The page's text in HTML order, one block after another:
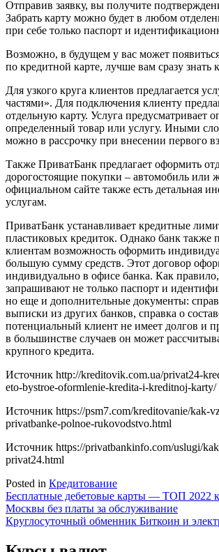
Отправив заявку, вы получите
Забрать карту можно будет в любом
при себе только паспорт и
Возможно, в будущем у вас может
по кредитной карте, лучше вам сразу знать
Для узкого круга клиентов предлагается
частями». Для подключения клиенту
отдельную карту. Услуга предусматривает
определенный товар или услугу. Иными
можно в рассрочку при внесении первого
Также ПриватБанк предлагает оформить
дорогостоящие покупки – автомобиль или
официальном сайте также есть детальная
услугам.
ПриватБанк устанавливает кредитные
пластиковых кредиток. Однако банк также
клиентам возможность оформить
большую сумму средств. Этот договор
индивидуально в офисе банка. Как
запрашивают не только паспорт и
но еще и дополнительные документы:
выписки из других банков, справка о
потенциальный клиент не имеет долгов и
в большинстве случаев он может
крупного кредита.
Источник http://kreditovik.com.ua/privat24-
eto-bystroe-oformlenie-kredita-i-kreditnoj-karty/
Источник https://psm7.com/kreditovanie/kak-
privatbanke-polnoe-rukovodstvo.html
Источник https://privatbankinfo.com/uslugi/
privat24.html
Posted in Кредитование
Навигация
по
Бесплатные дебетовые карты — ТОП 2022
Москвы без платы за обслуживание
Круглосуточный обменник Биткоин и